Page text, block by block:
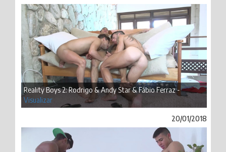
Reality Boys 2: Rodrigo & Andy Star & Fábio Ferraz -
Visualizar
20/01/2018